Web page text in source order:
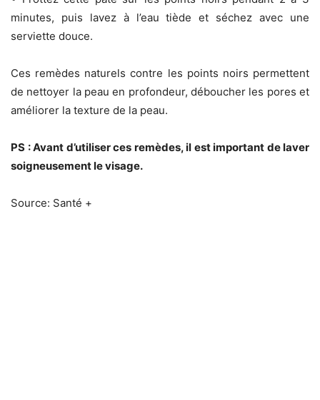
minutes, puis lavez à l’eau tiède et séchez avec une
serviette douce.
Ces remèdes naturels contre les points noirs permettent
de nettoyer la peau en profondeur, déboucher les pores et
améliorer la texture de la peau.
PS : Avant d’utiliser ces remèdes, il est important de laver
soigneusement le visage.
Source: Santé +